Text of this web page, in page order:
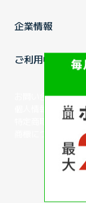
企業情報
ご利用中の方
お問い合わせ消費
個人情報保護ポリ
特定商取引法に基